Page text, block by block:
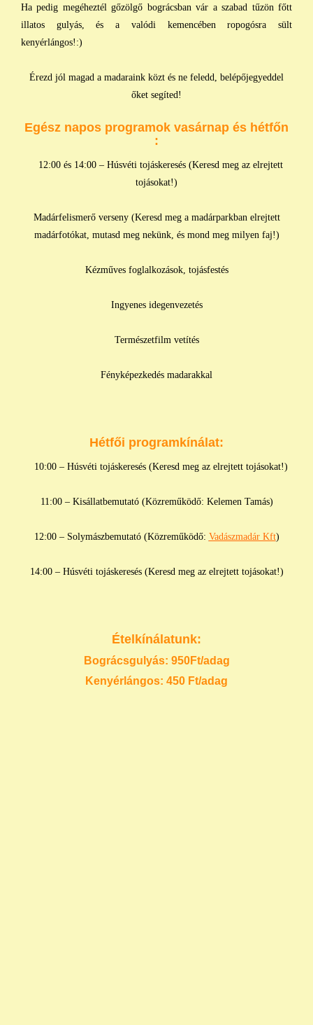
Ha pedig megéheztél gőzölgő bográcsban vár a szabad tűzön főtt
illatos gulyás, és a valódi kemencében ropogósra sült
kenyérlángos!:)
Érezd jól magad a madaraink közt és ne feledd, belépőjegyeddel
őket segíted!
Egész napos programok vasárnap és hétfőn
:
12:00 és 14:00 – Húsvéti tojáskeresés (Keresd meg az elrejtett
tojásokat!)
Madárfelismerő verseny (Keresd meg a madárparkban elrejtett
madárfotókat, mutasd meg nekünk, és mond meg milyen faj!)
Kézműves foglalkozások, tojásfestés
Ingyenes idegenvezetés
Természetfilm vetítés
Fényképezkedés madarakkal
Hétfői programkínálat:
10:00 – Húsvéti tojáskeresés (Keresd meg az elrejtett tojásokat!)
11:00 – Kisállatbemutató (Közreműködő: Kelemen Tamás)
12:00 – Solymászbemutató (Közreműködő: Vadászmadár Kft)
14:00 – Húsvéti tojáskeresés (Keresd meg az elrejtett tojásokat!)
Ételkínálatunk:
Bográcsgulyás: 950Ft/adag
Kenyérlángos: 450 Ft/adag